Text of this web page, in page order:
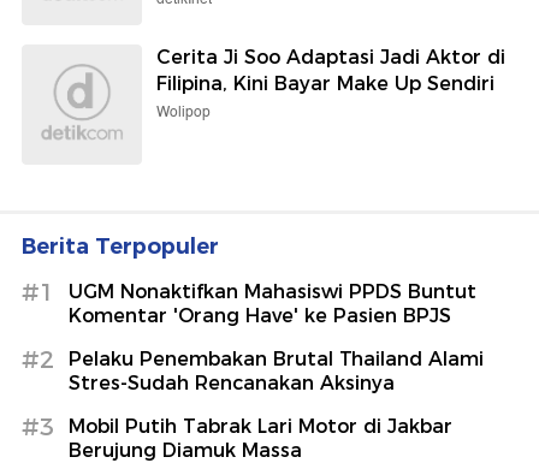
Cerita Ji Soo Adaptasi Jadi Aktor di
Filipina, Kini Bayar Make Up Sendiri
Wolipop
Berita Terpopuler
#1
UGM Nonaktifkan Mahasiswi PPDS Buntut
Komentar 'Orang Have' ke Pasien BPJS
#2
Pelaku Penembakan Brutal Thailand Alami
Stres-Sudah Rencanakan Aksinya
#3
Mobil Putih Tabrak Lari Motor di Jakbar
Berujung Diamuk Massa